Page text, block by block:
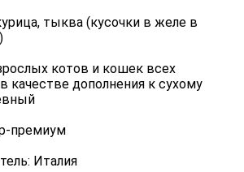
тыква (кусочки в желе в
котов и кошек всех
качестве дополнения к сухому
премиум
Италия